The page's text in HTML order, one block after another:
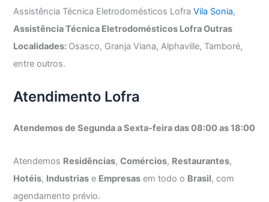
Assistência Técnica Eletrodomésticos LofraVila Sonia,
Assistência Técnica Eletrodomésticos Lofra Outras
Localidades: Osasco, Granja Viana, Alphaville, Tamboré,
entre outros.
Atendimento Lofra
Atendemos de Segunda a Sexta-feira das 08:00 as 18:00
Atendemos Residências,Comércios, Restaurantes,
Hotéis, Industrias e Empresas em todo o Brasil, com
agendamento prévio.